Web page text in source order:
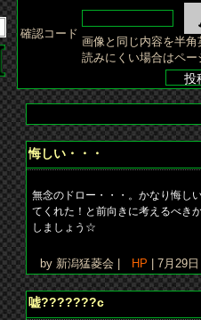
確認コード
画像と同じ内容を半
読みにくい場合はペ
悔しい・・・
無念のドロー・・・。かなり悔し
てくれた！と前向きに考えるべき
しましょう☆
by 新潟猛菱会 | HP | 7月29
嘘???????c